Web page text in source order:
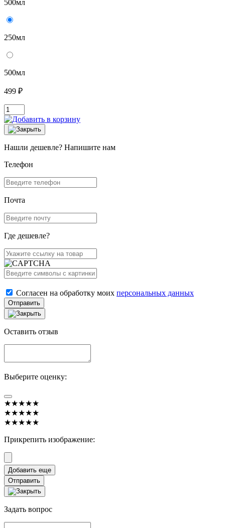
500мл
250мл
500мл
499 ₽
Нашли дешевле? Напишите нам
Телефон
Почта
Где дешевле?
Согласен на обработку моих персональных данных
Отправить
Оставить отзыв
Выберите оценку:
★★★★★
★★★★★
★★★★★
Прикрепить изображение:
Отправить
Задать вопрос